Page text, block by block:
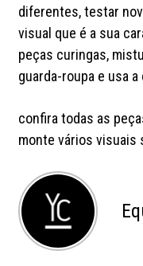
diferentes, testar
visual que é a sua
peças curingas,
guarda-roupa e usa
confira todas as
monte vários visuais